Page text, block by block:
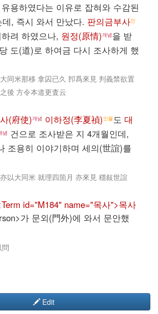
용하였다는 이유로 잡혀와 수감된
, 즉시 와서 만났다. 판의금부사인
려 하였으나, 원정(原情)개념을 받
도(道)로 하여금 다시 조사하게 했
同米那移 拿囚已久 卽爲來見 判義禁欲置
後 方令本道更査云
(府使)개념 이하정(李夏禎)인물도 대
념 건으로 조사받은 지 4개월인데,
조용히 이야기하며 세의(世誼)를
以大同米 就理四箇月 亦來見 穩敍世誼
id="M184" name="목사">목사
가 문외(門外)에 와서 문안했
Edit